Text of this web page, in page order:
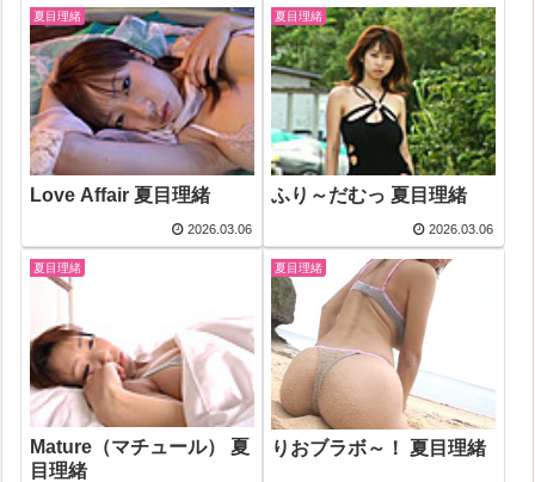
夏目理緒
Love Affair 夏目理緒
2026.03.06
夏目理緒
ふり～だむっ 夏目理緒
2026.03.06
夏目理緒
Mature（マチュール） 夏
目理緒
夏目理緒
りおブラボ～！ 夏目理緒